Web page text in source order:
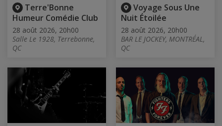
Terre'Bonne
Humeur Comédie Club
28 août 2026, 20h00
Salle Le 1928, Terrebonne,
QC
Voyage Sous Une
Nuit Étoilée
28 août 2026, 20h00
BAR LE JOCKEY, MONTRÉAL,
QC